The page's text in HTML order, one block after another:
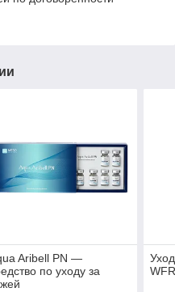
Aribell PN —
по уходу за